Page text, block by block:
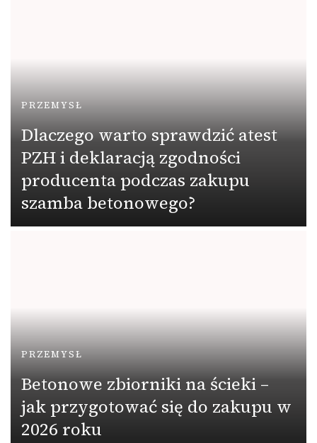
PRZEMYSŁ
Dlaczego warto sprawdzić atest
PZH i deklaracją zgodności
producenta podczas zakupu
szamba betonowego?
PRZEMYSŁ
Betonowe zbiorniki na ścieki –
jak przygotować się do zakupu w
2026 roku